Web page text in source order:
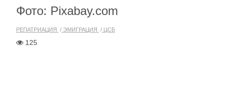
Фото: Pixabay.com
РЕПАТРИАЦИЯ ЭМИГРАЦИЯ ЦСБ
125